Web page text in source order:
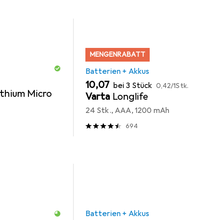
Micro
MENGENRABATT
Batterien + Akkus
EUR
10,07 bei 3 Stück EUR
0,42/1Stk.
Varta Longlife
24 Stk., AAA, 1200 mAh
694
Batterien + Akkus